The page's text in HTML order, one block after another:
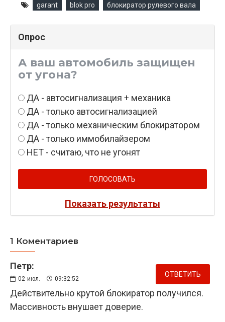
garant blok pro блокиратор рулевого вала
Опрос
А ваш автомобиль защищен
от угона?
ДА - автосигнализация + механика
ДА - только автосигнализацией
ДА - только механическим блокиратором
ДА - только иммобилайзером
НЕТ - считаю, что не угонят
ГОЛОСОВАТЬ
Показать результаты
1 Коментариев
Петр:
02 июл. 09:32:52
ОТВЕТИТЬ
Действительно крутой блокиратор получился.
Массивность внушает доверие.